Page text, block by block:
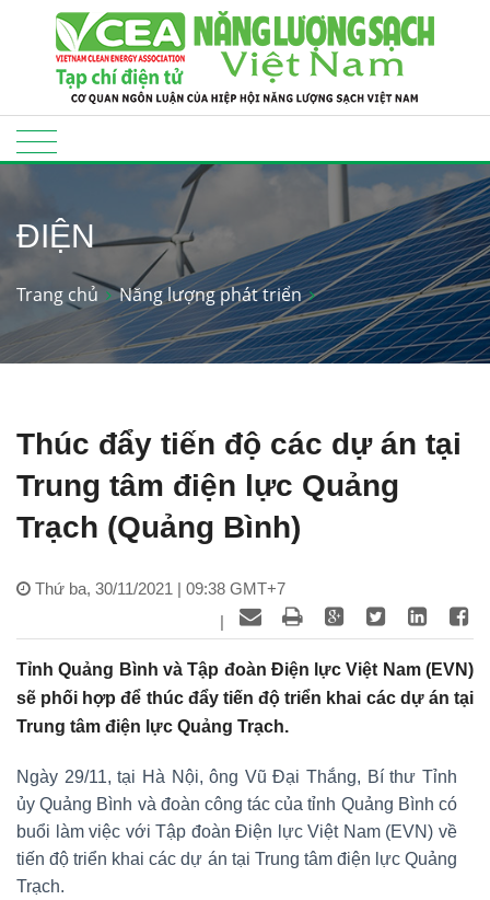
ĐIỆN
Trang chủ Năng lượng phát triển
Thúc đẩy tiến độ các dự án tại
Trung tâm điện lực Quảng
Trạch (Quảng Bình)
Thứ ba, 30/11/2021 | 09:38 GMT+7
|
Tỉnh Quảng Bình và Tập đoàn Điện lực Việt Nam (EVN)
sẽ phối hợp để thúc đẩy tiến độ triển khai các dự án tại
Trung tâm điện lực Quảng Trạch.
Ngày 29/11, tại Hà Nội, ông Vũ Đại Thắng, Bí thư Tỉnh
ủy Quảng Bình và đoàn công tác của tỉnh Quảng Bình có
buổi làm việc với Tập đoàn Điện lực Việt Nam (EVN) về
tiến độ triển khai các dự án tại Trung tâm điện lực Quảng
Trạch.